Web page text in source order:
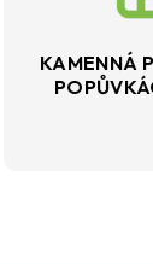
KAMENNÁ